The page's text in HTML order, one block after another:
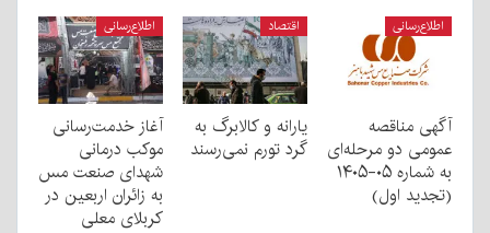
اطلاع‌رسانی
آگهی مناقصه
عمومی دو مرحله‌ای
به شماره ۰۵-۱۴۰۵
(تجدید اول)
اقتصاد
یارانه و کالابرگ به
گرد تورم نمی‌رسند
اطلاع‌رسانی
آغاز خدمت‌رسانی
موکب درمانی
شهدای صنعت مس
به زائران اربعین در
کربلای معلی